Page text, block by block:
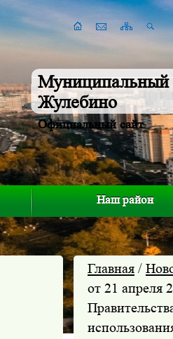
Муниципальный
Жулебино
Официальный сайт
Наш район
Главная /
от 21 апреля